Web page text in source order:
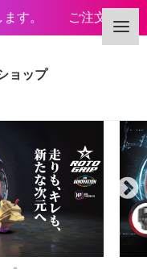
商品のお取り置
ョップ
カテゴリー
メーカー